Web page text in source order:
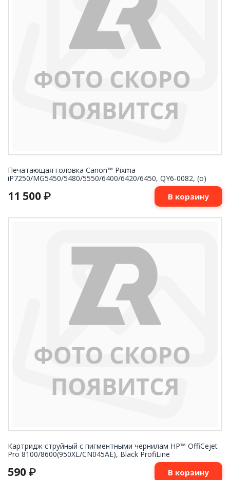
Печатающая головка Canon™ Pixma
iP7250/MG5450/5480/5550/6400/6420/6450, QY6-0082, (о)
11 500 ₽ В корзину
Картридж струйный с пигментными чернилам HP™ OffiCejet
Pro 8100/8600(950XL/CN045AE), Black ProfiLine
590 ₽ В корзину